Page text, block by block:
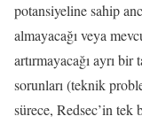
potansiyeline sahip
almayacağı veya
artırmayacağı ayrı
sorunları (teknik
sürece, Redsec’in tek